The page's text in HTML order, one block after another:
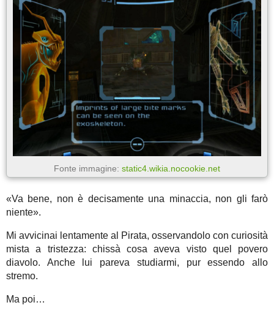
Fonte immagine: static4.wikia.nocookie.net
«Va bene, non è decisamente una minaccia, non gli farò
niente».
Mi avvicinai lentamente al Pirata, osservandolo con curiosità
mista a tristezza: chissà cosa aveva visto quel povero
diavolo. Anche lui pareva studiarmi, pur essendo allo
stremo.
Ma poi…